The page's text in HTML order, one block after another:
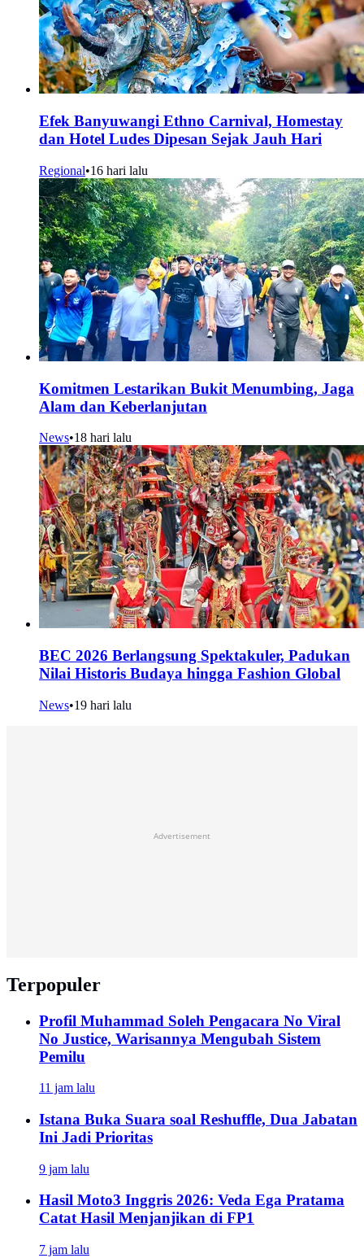
Efek Banyuwangi Ethno Carnival, Homestay
dan Hotel Ludes Dipesan Sejak Jauh Hari
Regional•16 hari lalu
Komitmen Lestarikan Bukit Menumbing, Jaga
Alam dan Keberlanjutan
News•18 hari lalu
BEC 2026 Berlangsung Spektakuler, Padukan
Nilai Historis Budaya hingga Fashion Global
News•19 hari lalu
Advertisement
Terpopuler
Profil Muhammad Soleh Pengacara No Viral
No Justice, Warisannya Mengubah Sistem
Pemilu
11 jam lalu
Istana Buka Suara soal Reshuffle, Dua Jabatan
Ini Jadi Prioritas
9 jam lalu
Hasil Moto3 Inggris 2026: Veda Ega Pratama
Catat Hasil Menjanjikan di FP1
7 jam lalu